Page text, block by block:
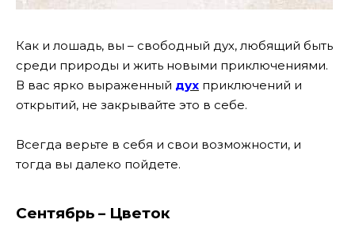
Как и лошадь, вы – свободный дух, любящий быть
среди природы и жить новыми приключениями.
В вас ярко выраженный дух приключений и
открытий, не закрывайте это в себе.
Всегда верьте в себя и свои возможности, и
тогда вы далеко пойдете.
Сентябрь – Цветок